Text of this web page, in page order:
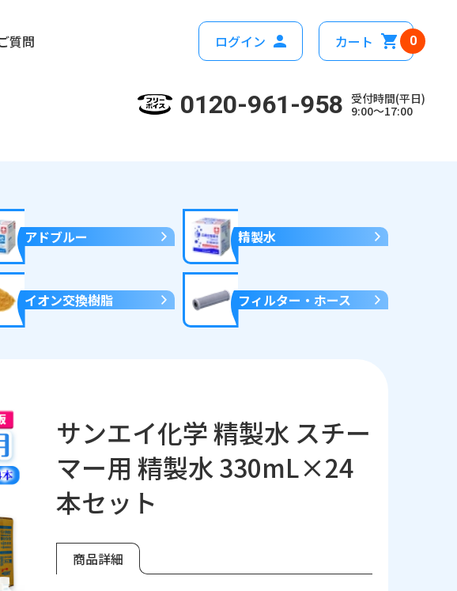
質問 ログイン カート 0
0120-961-958 受付時間(平日)
9:00～17:00
アドブルー 精製水
イオン交換樹脂 フィルター・ホース
サンエイ化学 精製水 スチー
マー用 精製水 330mL×24
本セット
商品詳細